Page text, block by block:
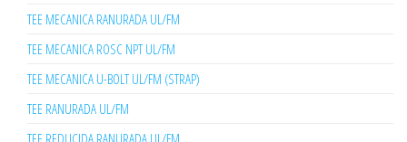
TEE MECANICA RANURADA UL/FM
TEE MECANICA ROSC NPT UL/FM
TEE MECANICA U-BOLT UL/FM (STRAP)
TEE RANURADA UL/FM